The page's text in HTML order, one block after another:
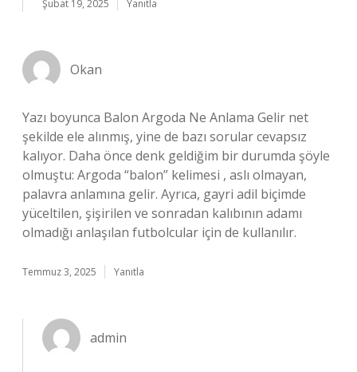
Şubat 19, 2025 Yanıtla
Okan
Yazı boyunca Balon Argoda Ne Anlama Gelir net
şekilde ele alınmış, yine de bazı sorular cevapsız
kalıyor. Daha önce denk geldiğim bir durumda şöyle
olmuştu: Argoda “balon” kelimesi , aslı olmayan,
palavra anlamına gelir. Ayrıca, gayri adil biçimde
yüceltilen, şişirilen ve sonradan kalıbının adamı
olmadığı anlaşılan futbolcular için de kullanılır.
Temmuz 3, 2025 Yanıtla
admin